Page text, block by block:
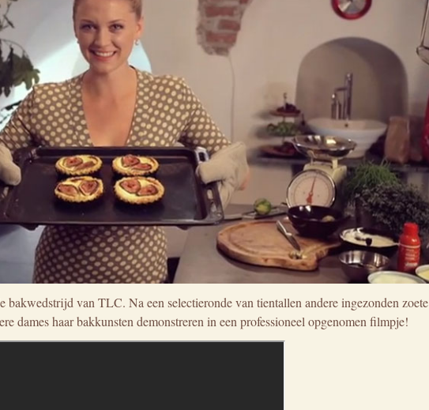
bakwedstrijd van TLC. Na een selectieronde van tientallen andere ingezonden zoete
dames haar bakkunsten demonstreren in een professioneel opgenomen filmpje!